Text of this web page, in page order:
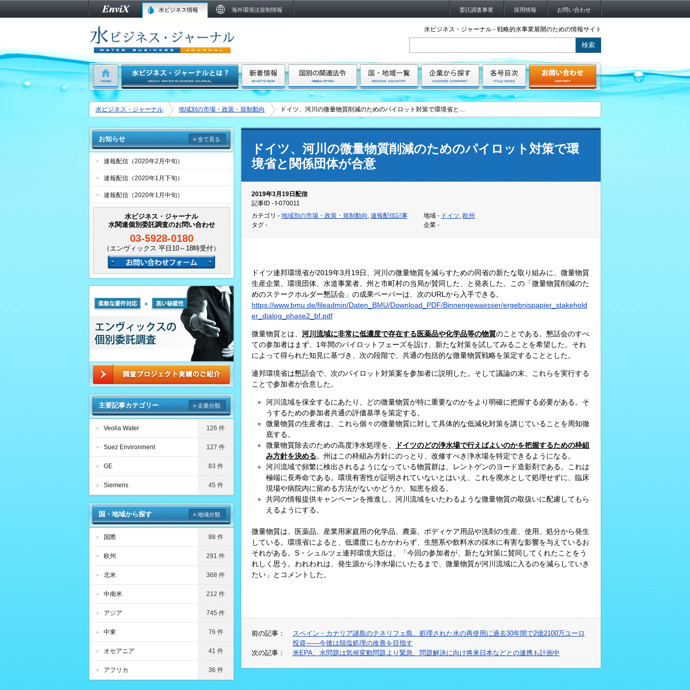
水ビジネス情報 海外環境法規制情報 委託調査事業 採用情報 お問い合わせ
水ビジネス・ジャーナル - 戦略的水事業展開のための情報サイト
水ビジネス・ジャーナル 地域別の市場・政策・規制動向 ドイツ、河川の微量物質削減のためのパイロット対策で環境省と…
ドイツ、河川の微量物質削減のためのパイロット対策で環
境省と関係団体が合意
2019年3月19日配信
記事ID - f-070011
カテゴリ - 地域別の市場・政策・規制動向, 速報配信記事
タグ -
地域 - ドイツ, 欧州
企業 -
ドイツ連邦環境省が2019年3月19日、河川の微量物質を減らすための同省の新たな取り組みに、微量物質
生産企業、環境団体、水道事業者、州と市町村の当局が賛同した、と発表した。この「微量物質削減のた
めのステークホルダー懇話会」の成果ペーパーは、次のURLから入手できる。
https://www.bmu.de/fileadmin/Daten_BMU/Download_PDF/Binnengewaesser/ergebnispapier_stakehold
er_dialog_phase2_bf.pdf
微量物質とは、 河川流域に非常に低濃度で存在する医薬品や化学品等の物質のことである。懇話会のすべ
ての参加者はまず、1年間のパイロットフェーズを設け、新たな対策を試してみることを希望した。それ
によって得られた知見に基づき、次の段階で、共通の包括的な微量物質戦略を策定することとした。
連邦環境省は懇話会で、次のパイロット対策案を参加者に説明した。そして議論の末、これらを実行する
ことで参加者が合意した。
河川流域を保全するにあたり、どの微量物質が特に重要なのかをより明確に把握する必要がある。そ
うするための参加者共通の評価基準を策定する。
微量物質の生産者は、これら個々の微量物質に対して具体的な低減化対策を講じていることを周知徹
底する。
微量物質除去のための高度浄水処理を、
ドイツのどの浄水場で行えばよいのかを把握するための枠組
み方針を決める。州はこの枠組み方針にのっとり、改修すべき浄水場を特定できるようになる。
河川流域で頻繁に検出されるようになっている物質群は、レントゲンのヨード造影剤である。これは
極端に長寿命である。環境有害性が証明されていないとはいえ、これを廃水として処理せずに、臨床
現場や病院内に留める方法がないかどうか、知恵を絞る。
共同の情報提供キャンペーンを推進し、河川流域をいたわるような微量物質の取扱いに配慮してもら
えるようにする。
微量物質は、医薬品、産業用家庭用の化学品、農薬、ボディケア用品や洗剤の生産、使用、処分から発生
している。環境省によると、低濃度にもかかわらず、生態系や飲料水の採水に有害な影響を与えているお
それがある。S・シュルツェ連邦環境大臣は、「今回の参加者が、新たな対策に賛同してくれたことをう
れしく思う。われわれは、発生源から浄水場にいたるまで、微量物質が河川流域に入るのを減らしていき
たい」とコメントした。
前の記事：
スペイン・カナリア諸島のテネリフェ島、処理された水の再使用に過去30年間で2億2100万ユーロ
投資――今後は脱塩処理の改善を目指す
次の記事：
米EPA、水問題は気候変動問題より緊急、問題解決に向け将来日本などとの連携も計画中
お知らせ » 全て見る
速報配信（2020年2月中旬）
速報配信（2020年1月下旬）
速報配信（2020年1月中旬）
水ビジネス・ジャーナル
水関連個別委託調査のお問い合わせ
03-5928-0180
（エンヴィックス 平日10～18時受付）
主要記事カテゴリー » 企業分類
Veolia Water 126 件
Suez Environment 127 件
GE 83 件
Siemens 45 件
国・地域から探す » 地域分類
国際 88 件
欧州 291 件
北米 368 件
中南米 212 件
アジア 745 件
中東 76 件
オセアニア 41 件
アフリカ 36 件